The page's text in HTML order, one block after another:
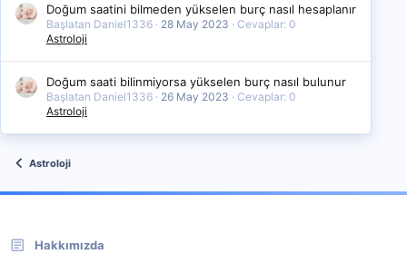
Doğum saatini bilmeden yükselen burç nasıl hesaplanır
Başlatan Daniel1336 28 May 2023
Cevaplar: 0
Astroloji
Doğum saati bilinmiyorsa yükselen burç nasıl bulunur
Başlatan Daniel1336 26 May 2023
Cevaplar: 0
Astroloji
Astroloji
Hakkımızda